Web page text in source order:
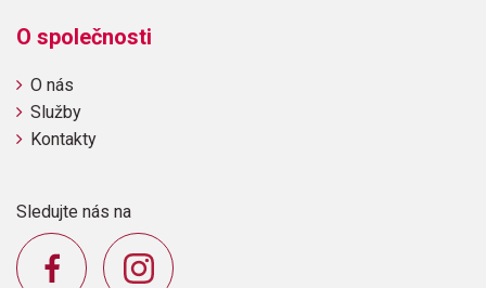
O společnosti
O nás
Služby
Kontakty
Sledujte nás na